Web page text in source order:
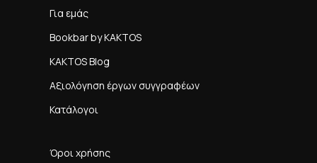
Για εμάς
Bookbar by KAKTOS
KAKTOS Blog
Αξιολόγηση έργων συγγραφέων
Κατάλογοι
Όροι χρήσης